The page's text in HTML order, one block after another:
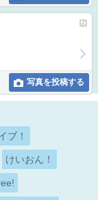
写真を投稿する
ブ！
けいおん！